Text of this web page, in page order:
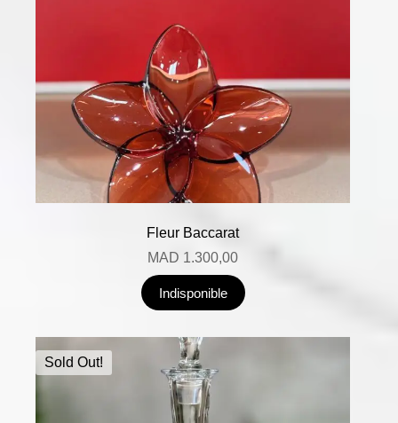
Fleur Baccarat
MAD 1.300,00
Indisponible
Sold Out!